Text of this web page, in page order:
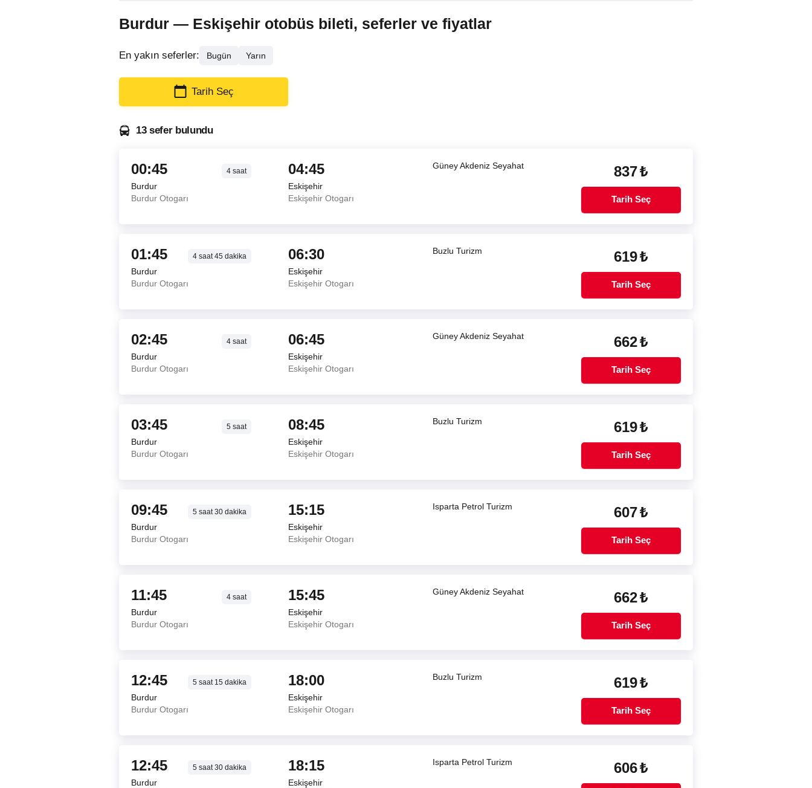
Burdur — Eskişehir otobüs bileti, seferler ve fiyatlar
En yakın seferler: Bugün Yarın
Tarih Seç
13 sefer bulundu
00:45 4 saat
Burdur
Burdur Otogarı
04:45
Eskişehir
Eskişehir Otogarı
Güney Akdeniz Seyahat 837₺
Tarih Seç
01:45 4 saat45 dakika
Burdur
Burdur Otogarı
06:30
Eskişehir
Eskişehir Otogarı
Buzlu Turizm 619₺
Tarih Seç
02:45 4 saat
Burdur
Burdur Otogarı
06:45
Eskişehir
Eskişehir Otogarı
Güney Akdeniz Seyahat 662₺
Tarih Seç
03:45 5 saat
Burdur
Burdur Otogarı
08:45
Eskişehir
Eskişehir Otogarı
Buzlu Turizm 619₺
Tarih Seç
09:45 5 saat30 dakika
Burdur
Burdur Otogarı
15:15
Eskişehir
Eskişehir Otogarı
Isparta Petrol Turizm 607₺
Tarih Seç
11:45 4 saat
Burdur
Burdur Otogarı
15:45
Eskişehir
Eskişehir Otogarı
Güney Akdeniz Seyahat 662₺
Tarih Seç
12:45 5 saat15 dakika
Burdur
Burdur Otogarı
18:00
Eskişehir
Eskişehir Otogarı
Buzlu Turizm 619₺
Tarih Seç
12:45 5 saat30 dakika
Burdur
18:15
Eskişehir
Isparta Petrol Turizm 606₺